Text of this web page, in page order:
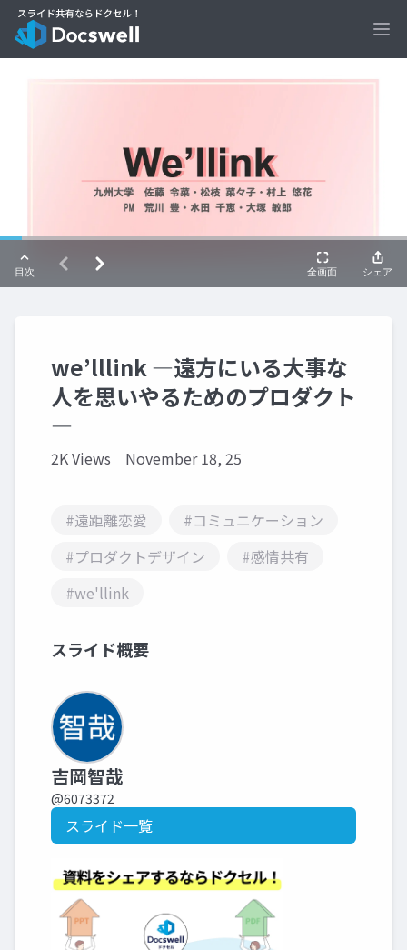
we’lllink ―遠方にいる大事な
人を思いやるためのプロダクト
―
2K Views November 18, 25
#遠距離恋愛
#コミュニケーション
#プロダクトデザイン
#感情共有
#we'llink
スライド概要
吉岡智哉
@6073372
スライド一覧